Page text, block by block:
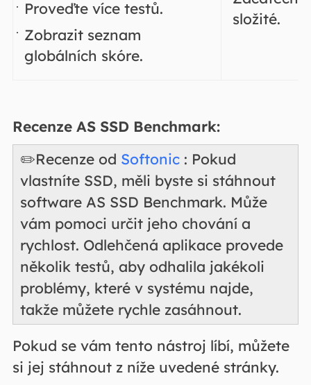
Proveďte více testů.
Zobrazit seznam
globálních skóre.
složité.
Recenze AS SSD Benchmark:
✏️Recenze od Softonic: Pokud
vlastníte SSD, měli byste si stáhnout
software AS SSD Benchmark. Může
vám pomoci určit jeho chování a
rychlost. Odlehčená aplikace provede
několik testů, aby odhalila jakékoli
problémy, které v systému najde,
takže můžete rychle zasáhnout.
Pokud se vám tento nástroj líbí, můžete
si jej stáhnout z níže uvedené stránky.